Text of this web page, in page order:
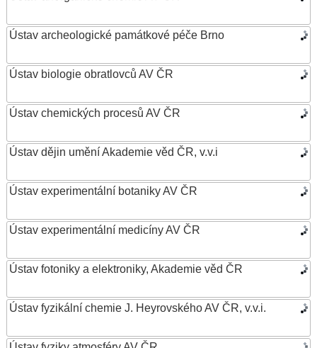
Ústav archeologické památkové péče Brno
Ústav biologie obratlovců AV ČR
Ústav chemických procesů AV ČR
Ústav dějin umění Akademie věd ČR, v.v.i
Ústav experimentální botaniky AV ČR
Ústav experimentální medicíny AV ČR
Ústav fotoniky a elektroniky, Akademie věd ČR
Ústav fyzikální chemie J. Heyrovského AV ČR, v.v.i.